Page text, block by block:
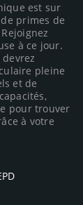
est sur
primes de
à ce jour.
pleine
et de
pour trouver
à votre